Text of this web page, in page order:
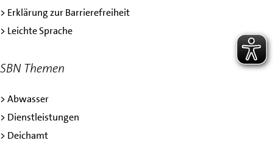
> Erklärung zur Barrierefreiheit
> Leichte Sprache
SBN Themen
> Abwasser
> Dienstleistungen
> Deichamt